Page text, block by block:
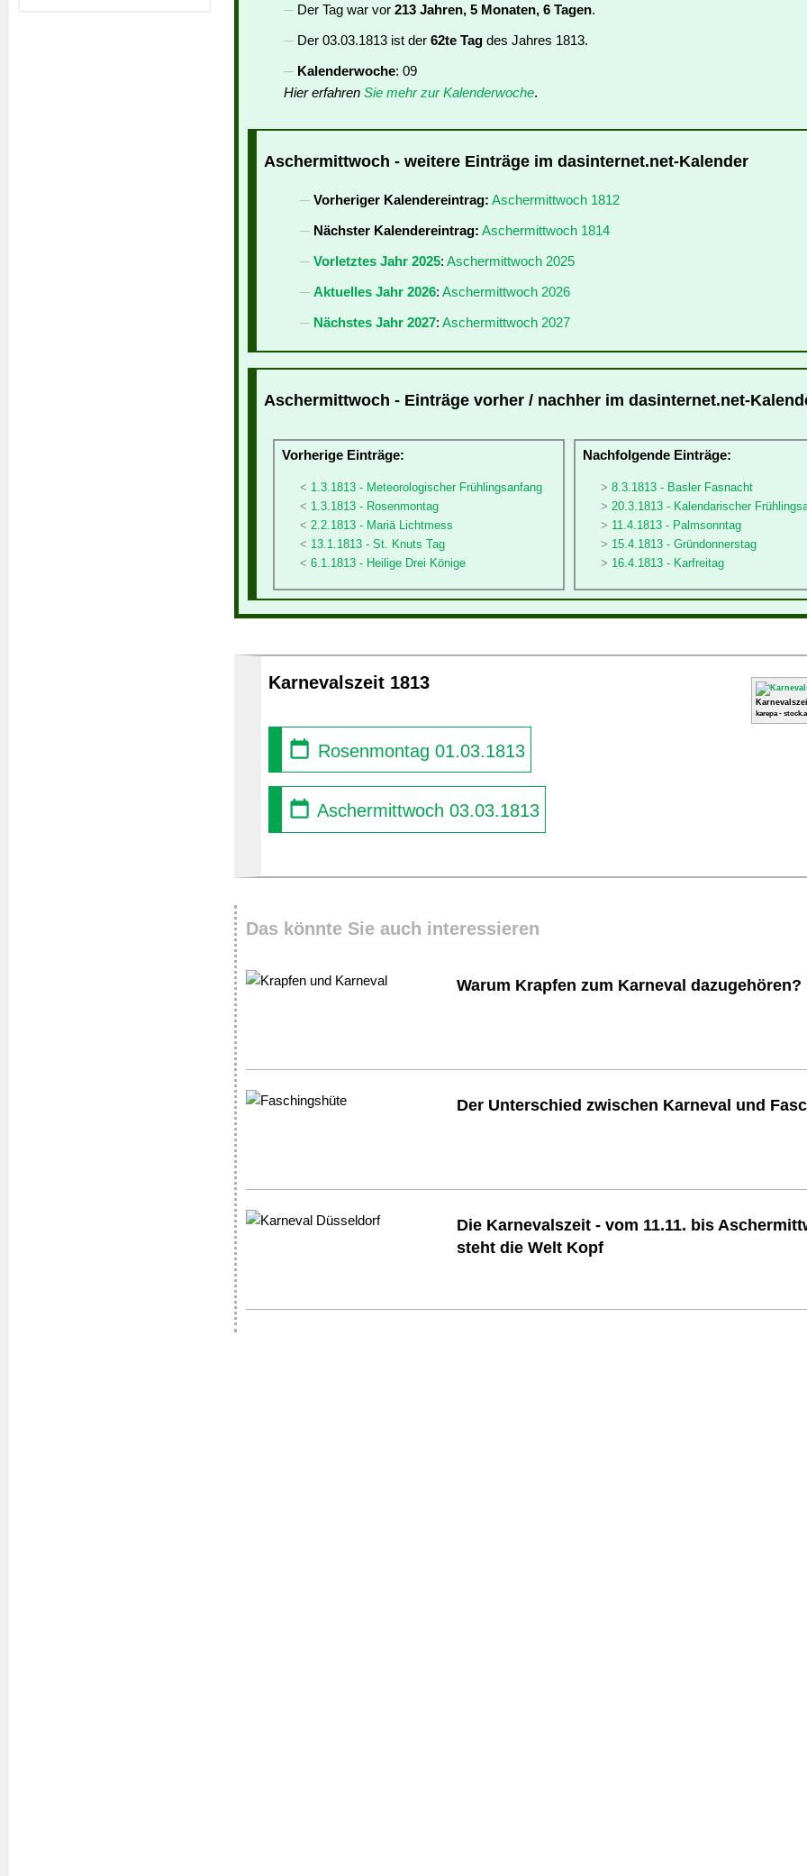
Der Tag war vor 213 Jahren, 5 Monaten, 6 Tagen.
Der 03.03.1813 ist der 62te Tag des Jahres 1813.
Kalenderwoche: 09
Hier erfahren Sie mehr zur Kalenderwoche.
Aschermittwoch - weitere Einträge im dasinternet.net-Kalender
Vorheriger Kalendereintrag: Aschermittwoch 1812
Nächster Kalendereintrag: Aschermittwoch 1814
Vorletztes Jahr 2025: Aschermittwoch 2025
Aktuelles Jahr 2026: Aschermittwoch 2026
Nächstes Jahr 2027: Aschermittwoch 2027
Aschermittwoch - Einträge vorher / nachher im dasinternet.net-
Vorherige Einträge:
1.3.1813 - Meteorologischer Frühlingsanfang
1.3.1813 - Rosenmontag
2.2.1813 - Mariä Lichtmess
13.1.1813 - St. Knuts Tag
6.1.1813 - Heilige Drei Könige
Nachfolgende Einträge:
8.3.1813 - Basler Fasnacht
20.3.1813 - Kalendarischer
11.4.1813 - Palmsonntag
15.4.1813 - Gründonnerstag
16.4.1813 - Karfreitag
karepa -
Karnevalszeit 1813
Rosenmontag 01.03.1813
Aschermittwoch 03.03.1813
Das könnte Sie auch interessieren
Warum Krapfen zum Karneval dazugehören?
Der Unterschied zwischen Karneval und
Die Karnevalszeit - vom 11.11. bis
steht die Welt Kopf